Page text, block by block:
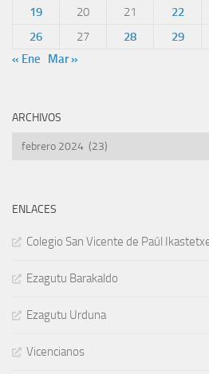
19
20 21 22
26
27 28
29
« Ene
Mar »
ARCHIVOS
Archivos
ENLACES
Colegio San Vicente de Paúl
Ezagutu Barakaldo
Ezagutu Urduna
Vicencianos